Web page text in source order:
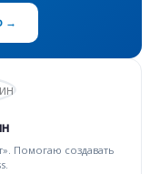
→
Помогаю создавать